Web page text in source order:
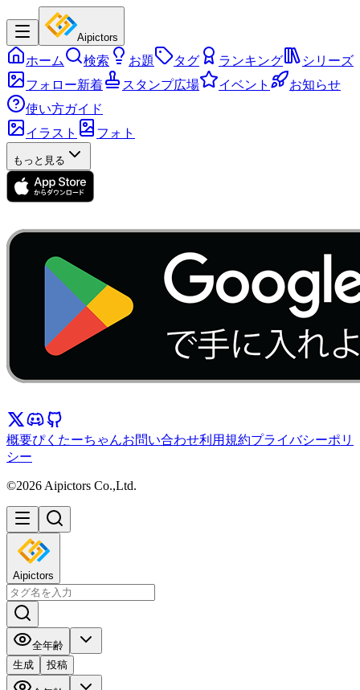
Aipictors
ホーム 検索 お題 タグ ランキング
シリーズ
フォロー新着
スタンプ広場 イベント
お知らせ
使い方ガイド
イラスト
フォト
もっと見る
概要ぴくたーちゃんお問い合わせ利用規約プライバシーポリ
シー
©2026 Aipictors Co.,Ltd.
Aipictors
全年齢
生成
投稿